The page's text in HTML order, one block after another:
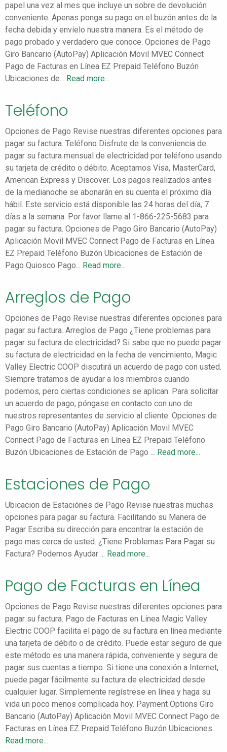
papel una vez al mes que incluye un sobre de devolución
conveniente. Apenas ponga su pago en el buzón antes de la
fecha debida y envíelo nuestra manera. Es el método de
pago probado y verdadero que conoce. Opciones de Pago
Giro Bancario (AutoPay) Aplicación Movil MVEC Connect
Pago de Facturas en Línea EZ Prepaid Teléfono Buzón
Ubicaciones de... Read more...
Teléfono
Opciones de Pago Revise nuestras diferentes opciones para
pagar su factura. Teléfono Disfrute de la conveniencia de
pagar su factura mensual de electricidad por teléfono usando
su tarjeta de crédito o débito. Aceptamos Visa, MasterCard,
American Express y Discover. Los pagos realizados antes
de la medianoche se abonarán en su cuenta el próximo día
hábil. Este servicio está disponible las 24 horas del día, 7
días a la semana. Por favor llame al 1-866-225-5683 para
pagar su factura. Opciones de Pago Giro Bancario (AutoPay)
Aplicación Movil MVEC Connect Pago de Facturas en Línea
EZ Prepaid Teléfono Buzón Ubicaciones de Estación de
Pago Quiosco Pago... Read more...
Arreglos de Pago
Opciones de Pago Revise nuestras diferentes opciones para
pagar su factura. Arreglos de Pago ¿Tiene problemas para
pagar su factura de electricidad? Si sabe que no puede pagar
su factura de electricidad en la fecha de vencimiento, Magic
Valley Electric COOP discutirá un acuerdo de pago con usted.
Siempre tratamos de ayudar a los miembros cuando
podemos, pero ciertas condiciones se aplican. Para solicitar
un acuerdo de pago, póngase en contacto con uno de
nuestros representantes de servicio al cliente. Opciones de
Pago Giro Bancario (AutoPay) Aplicación Movil MVEC
Connect Pago de Facturas en Línea EZ Prepaid Teléfono
Buzón Ubicaciones de Estación de Pago ... Read more...
Estaciones de Pago
Ubicacion de Estaciónes de Pago Revise nuestras muchas
opciones para pagar su factura. Facilitando su Manera de
Pagar Escriba su dirección para encontrar la estación de
pago mas cerca de usted. ¿Tiene Problemas Para Pagar su
Factura? Podemos Ayudar ... Read more...
Pago de Facturas en Línea
Opciones de Pago Revise nuestras diferentes opciones para
pagar su factura. Pago de Facturas en Línea Magic Valley
Electric COOP facilita el pago de su factura en línea mediante
una tarjeta de débito o de crédito. Puede estar seguro de que
este método es una manera rápida, conveniente y segura de
pagar sus cuentas a tiempo. Si tiene una conexión a Internet,
puede pagar fácilmente su factura de electricidad desde
cualquier lugar. Simplemente regístrese en línea y haga su
vida un poco menos complicada hoy. Payment Options Giro
Bancario (AutoPay) Aplicación Movil MVEC Connect Pago de
Facturas en Línea EZ Prepaid Teléfono Buzón Ubicaciones...
Read more...